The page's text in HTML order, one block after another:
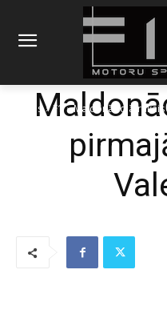
Sākums F1 Maldonādo